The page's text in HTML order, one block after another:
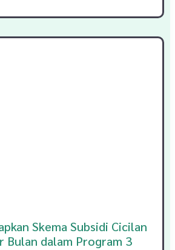
Skema Subsidi Cicilan
Bulan dalam Program 3